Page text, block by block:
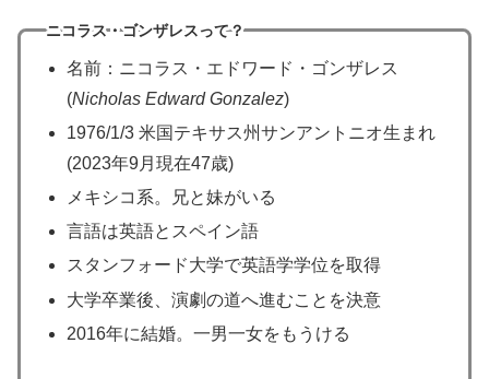
ニコラス・ゴンザレスって？
名前：ニコラス・エドワード・ゴンザレス
(Nicholas Edward Gonzalez)
1976/1/3 米国テキサス州サンアントニオ生まれ
(2023年9月現在47歳)
メキシコ系。兄と妹がいる
言語は英語とスペイン語
スタンフォード大学で英語学学位を取得
大学卒業後、演劇の道へ進むことを決意
2016年に結婚。一男一女をもうける